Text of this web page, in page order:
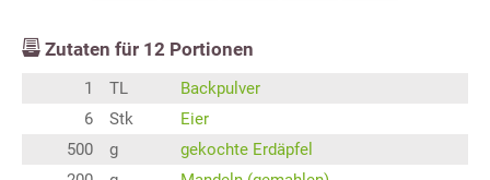
Zutaten für 12 Portionen
1 TL
Backpulver
6
Stk
Eier
500
g
gekochte Erdäpfel